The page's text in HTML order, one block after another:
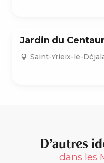
Jardin du
Saint-Yrieix-le-
D'autres
dans les